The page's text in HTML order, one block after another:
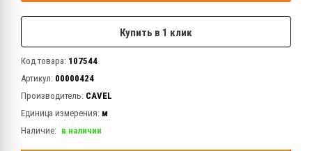
Купить в 1 клик
Код товара: 107544
Артикул: 00000424
Производитель: CAVEL
Единица измерения: м
Наличие: в наличии